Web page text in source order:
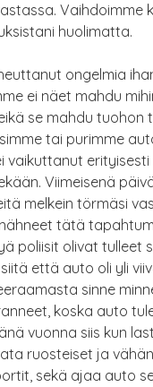
Vaihdoimme
huolimatta.
ongelmia
ei näet mahdu
se mahdu tuohon
tai purimme
vaikuttanut erityisesti
Viimeisenä
melkein törmäsi
tätä
poliisit olivat tulleet
että auto oli yli
sinne
koska auto
vuonna siis kun
ruosteiset ja vähän
sekä ajaa auto